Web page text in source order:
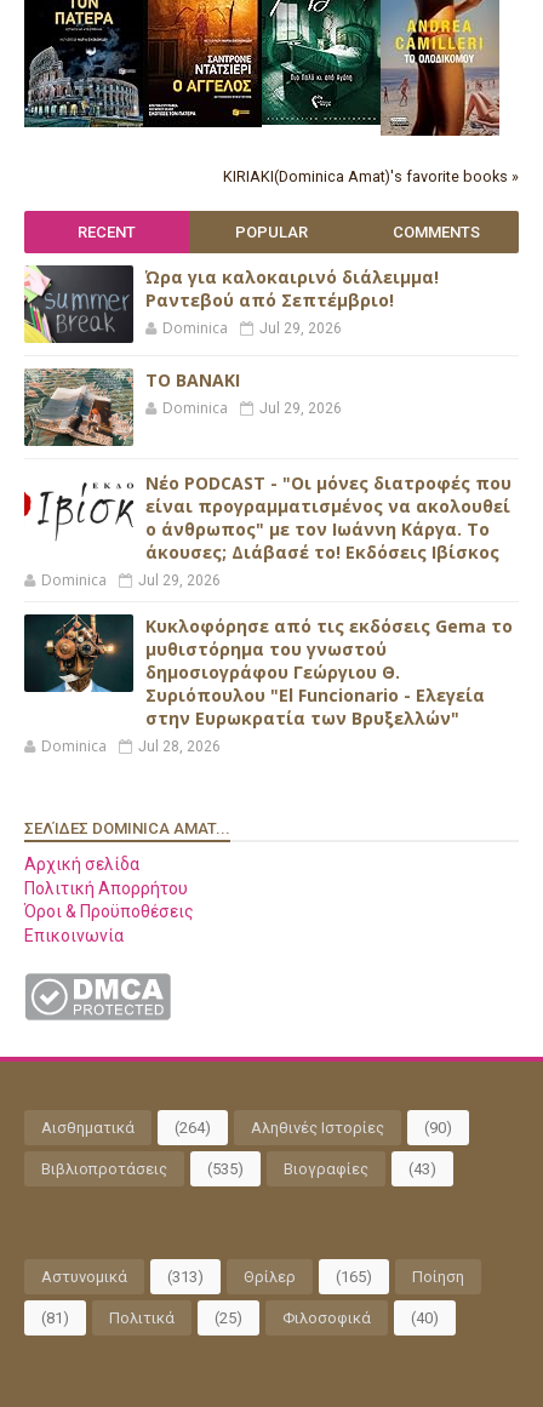
KIRIAKI(Dominica Amat)'s favorite books »
RECENT POPULAR COMMENTS
Ώρα για καλοκαιρινό διάλειμμα!
Ραντεβού από Σεπτέμβριο!
Dominica Jul 29, 2026
ΤΟ ΒΑΝΑΚΙ
Dominica Jul 29, 2026
Νέο PODCAST - "Οι μόνες διατροφές που
είναι προγραμματισμένος να ακολουθεί
ο άνθρωπος" με τον Ιωάννη Κάργα. Το
άκουσες; Διάβασέ το! Εκδόσεις Ιβίσκος
Dominica Jul 29, 2026
Κυκλοφόρησε από τις εκδόσεις Gema το
μυθιστόρημα του γνωστού
δημοσιογράφου Γεώργιου Θ.
Συριόπουλου "El Funcionario - Ελεγεία
στην Ευρωκρατία των Βρυξελλών"
Dominica Jul 28, 2026
ΣΕΛΊΔΕΣ DOMINICA AMAT...
Αρχική σελίδα
Πολιτική Απορρήτου
Όροι & Προϋποθέσεις
Επικοινωνία
Αισθηματικά (264) Αληθινές Ιστορίες (90)
Βιβλιοπροτάσεις (535) Βιογραφίες (43)
Αστυνομικά (313) Θρίλερ (165) Ποίηση
(81) Πολιτικά (25) Φιλοσοφικά (40)